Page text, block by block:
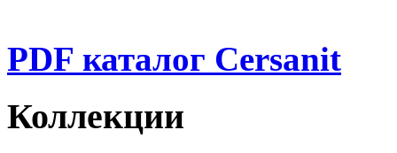
PDF каталог Cersanit
Коллекции